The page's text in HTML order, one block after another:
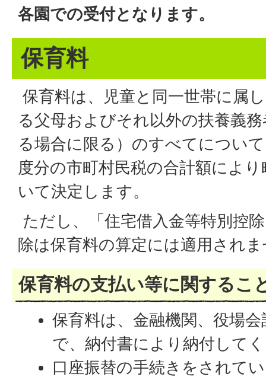
各園での受付となります。
保育料
保育料は、児童と同一世帯に属
る父母およびそれ以外の扶養義
る場合に限る）のすべてについ
度分の市町村民税の合計額によ
いて決定します。
ただし、「住宅借入金等特別控
除は保育料の算定には適用され
保育料の支払い等に関するこ
保育料は、金融機関、役場
で、納付書により納付して
口座振替の手続きをされて